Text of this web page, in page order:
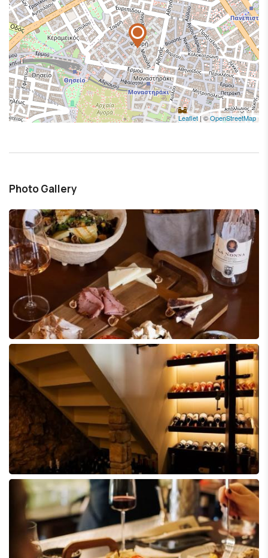
Leaflet| ©OpenStreetMap
Photo Gallery